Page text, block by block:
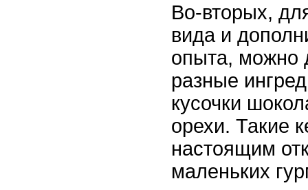
Во-вторых,
вида и
опыта, можно
разные
кусочки
орехи. Такие
настоящим
маленьких